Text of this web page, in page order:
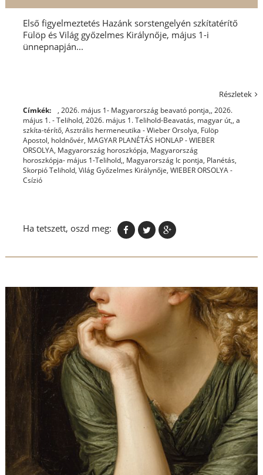
Első figyelmeztetés Hazánk sorstengelyén szkítatérítő
Fülöp és Világ győzelmes Királynője, május 1-i
ünnepnapján...
Részletek
Címkék: , 2026. május 1- Magyarország beavató pontja,, 2026.
május 1. - Telihold, 2026. május 1. Telihold-Beavatás, magyar út,, a
szkíta-térítő, Asztrális hermeneutika - Wieber Orsolya, Fülöp
Apostol, holdnővér, MAGYAR PLANÉTÁS HONLAP - WIEBER
ORSOLYA, Magyarország horoszkópja, Magyarország
horoszkópja- május 1-Telihold,, Magyarország Ic pontja, Planétás,
Skorpió Telihold, Világ Győzelmes Királynője, WIEBER ORSOLYA -
Csízió
Ha tetszett, oszd meg: